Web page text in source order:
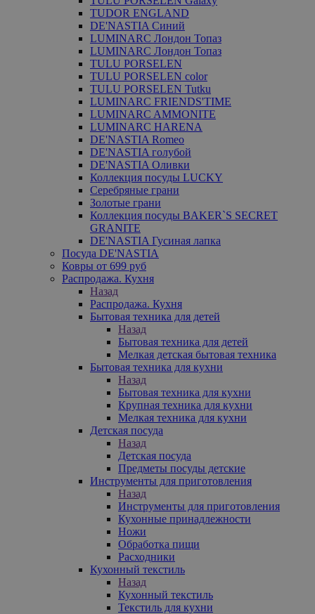
TUDOR ENGLAND
DE'NASTIA Синий
LUMINARC Лондон Топаз
LUMINARC Лондон Топаз
TULU PORSELEN
TULU PORSELEN color
TULU PORSELEN Tutku
LUMINARC FRIENDS'TIME
LUMINARC AMMONITE
LUMINARC HARENA
DE'NASTIA Romeo
DE'NASTIA голубой
DE'NASTIA Оливки
Коллекция посуды LUCKY
Серебряные грани
Золотые грани
Коллекция посуды BAKER`S SECRET
GRANITE
DE'NASTIA Гусиная лапка
Посуда DE'NASTIA
Ковры от 699 руб
Распродажа. Кухня
Назад
Распродажа. Кухня
Бытовая техника для детей
Назад
Бытовая техника для детей
Мелкая детская бытовая техника
Бытовая техника для кухни
Назад
Бытовая техника для кухни
Крупная техника для кухни
Мелкая техника для кухни
Детская посуда
Назад
Детская посуда
Предметы посуды детские
Инструменты для приготовления
Назад
Инструменты для приготовления
Кухонные принадлежности
Ножи
Обработка пищи
Расходники
Кухонный текстиль
Назад
Кухонный текстиль
Текстиль для кухни